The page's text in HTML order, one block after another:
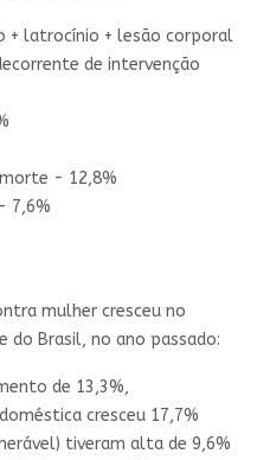
+ latrocínio + lesão corporal
de intervenção
- 12,8%
7,6%
mulher cresceu no
Brasil, no ano passado:
de 13,3%,
cresceu 17,7%
tiveram alta de 9,6%